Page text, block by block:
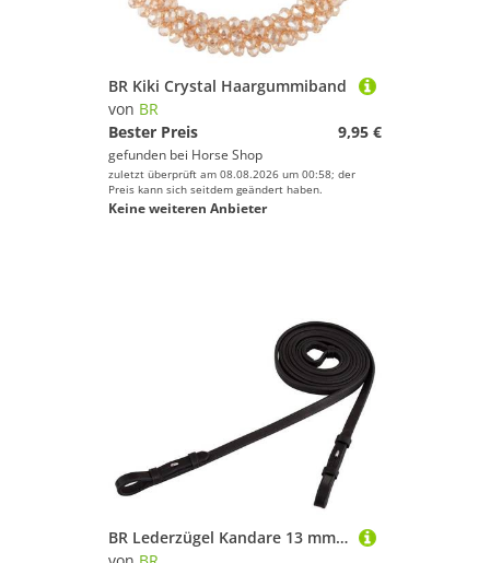
BR Kiki Crystal Haargummiband
von BR
Bester Preis
9,95 €
gefunden bei Horse Shop
zuletzt überprüft am 08.08.2026 um 00:58; der
Preis kann sich seitdem geändert haben.
Keine weiteren Anbieter
BR Lederzügel Kandare 13 mm schwarz